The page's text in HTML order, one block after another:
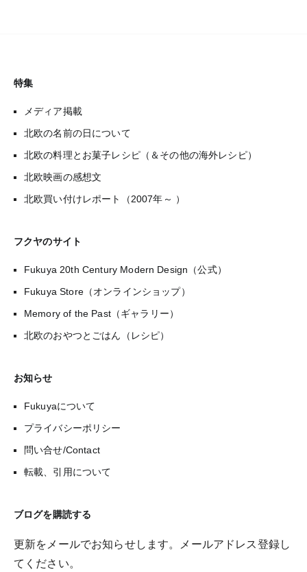
特集
メディア掲載
北欧の名前の日について
北欧の料理とお菓子レシピ（＆その他の海外レシピ）
北欧映画の感想文
北欧買い付けレポート（2007年～ ）
フクヤのサイト
Fukuya 20th Century Modern Design（公式）
Fukuya Store（オンラインショップ）
Memory of the Past（ギャラリー）
北欧のおやつとごはん（レシピ）
お知らせ
Fukuyaについて
プライバシーポリシー
問い合せ/Contact
転載、引用について
ブログを購読する
更新をメールでお知らせします。メールアドレス登録し
てください。